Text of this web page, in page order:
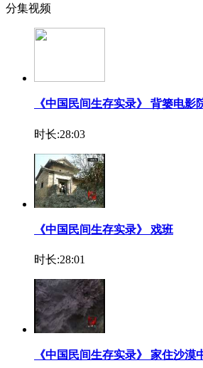
分集视频
《中国民间生存实录》 背篓电影
时长:28:03
《中国民间生存实录》 戏班
时长:28:01
《中国民间生存实录》 家住沙漠